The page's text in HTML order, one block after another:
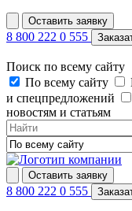
Оставить заявку
8 800 222 0 555
Поиск по всему сайту
По всему сайту
и спецпредложений
новостям и статьям
Оставить заявку
8 800 222 0 555